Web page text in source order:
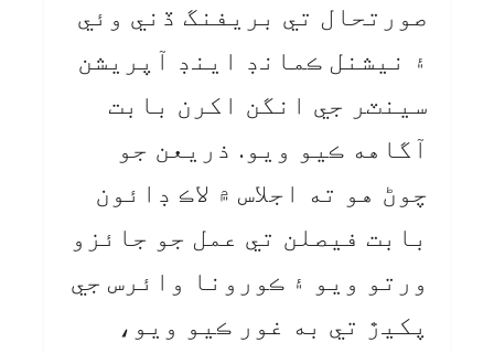
صورتحال تي بريفنگ ڏني وئي
۽ نيشنل ڪمانڊ اينڊ آپريشن
سينٽر جي انگن اکرن بابت
آگاهه ڪيو ويو. ذريعن جو
چوڻ هو ته اجلاس ۾ لاڪ ڊائون
بابت فيصلن تي عمل جو جائزو
ورتو ويو ۽ ڪورونا وائرس جي
پکيڙ تي به غور ڪيو ويو،